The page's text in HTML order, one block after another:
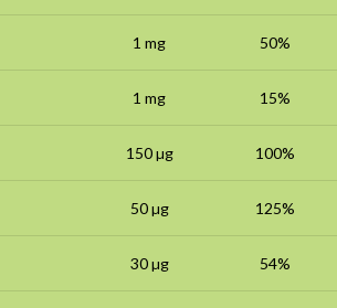
1 mg 50%
1 mg 15%
150 µg 100%
50 µg 125%
30 µg 54%